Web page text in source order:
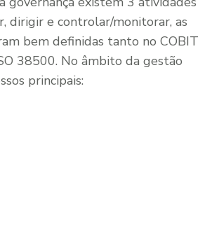
dirigir e controlar/monitorar, as
bem definidas tanto no COBIT
38500. No âmbito da gestão
principais: